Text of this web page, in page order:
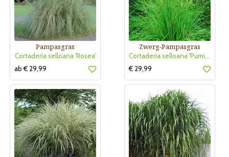
Pampasgras
Cortaderia selloana 'Rosea'
ab € 29,99
Zwerg-Pampasgras
Cortaderia selloana 'Pumila'
€ 29,99